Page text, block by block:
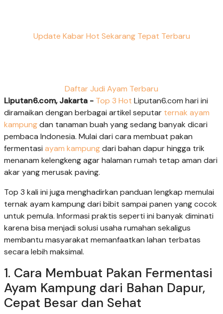
Update Kabar Hot Sekarang Tepat Terbaru
Daftar Judi Ayam Terbaru
Liputan6.com, Jakarta - Top 3 Hot Liputan6.com hari ini
diramaikan dengan berbagai artikel seputar ternak ayam
kampungdan tanaman buah yang sedang banyak dicari
pembaca Indonesia. Mulai dari cara membuat pakan
fermentasi ayam kampungdari bahan dapur hingga trik
menanam kelengkeng agar halaman rumah tetap aman dari
akar yang merusak paving.
Top 3 kali ini juga menghadirkan panduan lengkap memulai
ternak ayam kampung dari bibit sampai panen yang cocok
untuk pemula. Informasi praktis seperti ini banyak diminati
karena bisa menjadi solusi usaha rumahan sekaligus
membantu masyarakat memanfaatkan lahan terbatas
secara lebih maksimal.
1. Cara Membuat Pakan Fermentasi
Ayam Kampung dari Bahan Dapur,
Cepat Besar dan Sehat